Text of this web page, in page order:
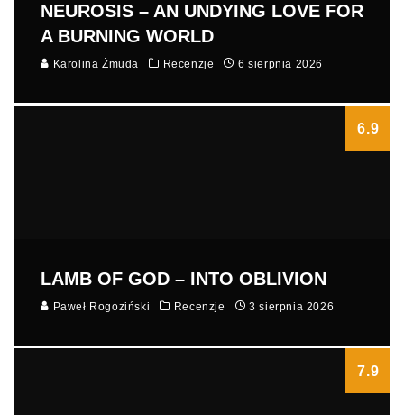
NEUROSIS – AN UNDYING LOVE FOR
A BURNING WORLD
Karolina Żmuda Recenzje 6 sierpnia 2026
6.9
LAMB OF GOD – INTO OBLIVION
Paweł Rogoziński Recenzje 3 sierpnia 2026
7.9